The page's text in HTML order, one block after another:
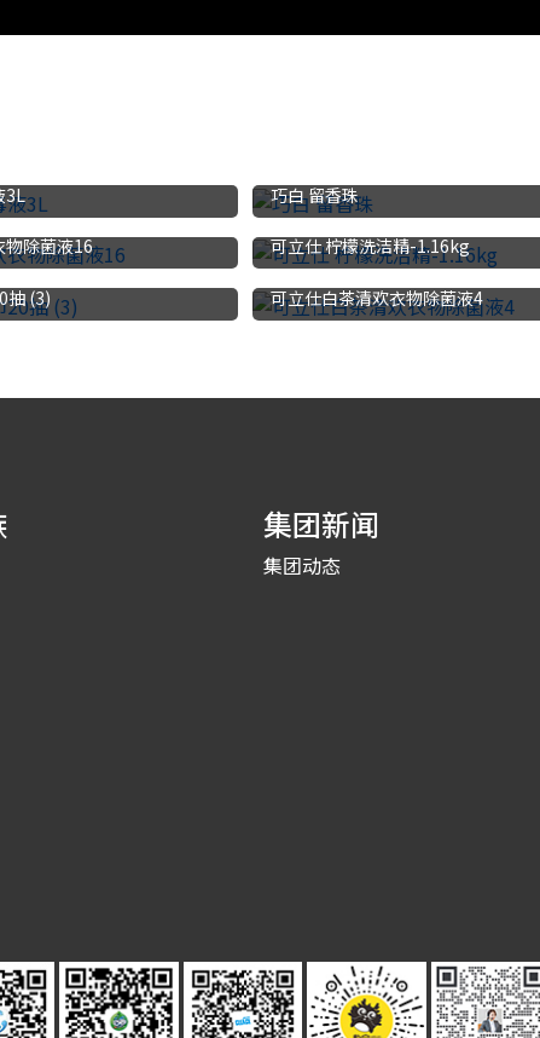
3L 巧白 留香珠
除菌液16 可立仕 柠檬洗洁精-1.16kg
抽 (3) 可立仕白茶清欢衣物除菌液4
集团新闻
集团动态